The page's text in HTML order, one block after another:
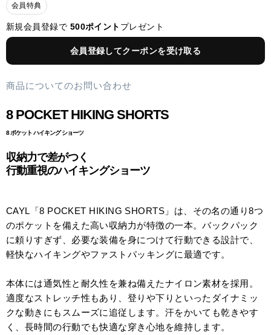
会員特典
新規会員登録で 500ポイント プレゼント
会員登録してクーポンを受け取る
商品についてのお問い合わせ
8 POCKET HIKING SHORTS
8 ポケット ハイキング ショーツ
収納力で差がつく
行動重視のハイキングショーツ
CAYL「8 POCKET HIKING SHORTS」は、その名の通り8つ
のポケットを備えた高い収納力が特徴の一本。バックパック
に頼りすぎず、必要な装備を身につけて行動できる設計で、
軽快なハイキングやファストパッキングに最適です。
本体には通気性と耐久性を兼ね備えたナイロン素材を採用。
適度なストレッチ性もあり、登りや下りといったダイナミッ
クな動きにもスムーズに追従します。汗をかいても乾きやす
く、長時間の行動でも快適な穿き心地を維持します。